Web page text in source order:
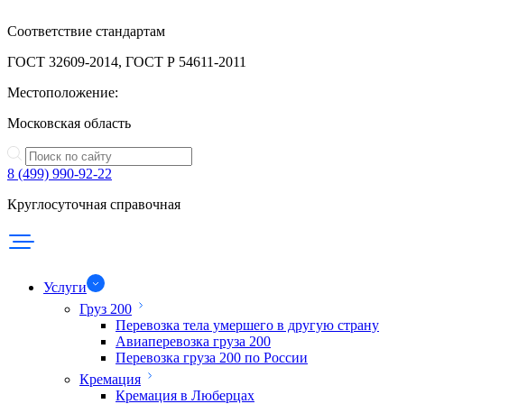
Соответствие стандартам
ГОСТ 32609-2014, ГОСТ Р 54611-2011
Местоположение:
Московская область
8 (499) 990-92-22
Круглосуточная справочная
Услуги
Груз 200
Перевозка тела умершего в другую страну
Авиаперевозка груза 200
Перевозка груза 200 по России
Кремация
Кремация в Люберцах